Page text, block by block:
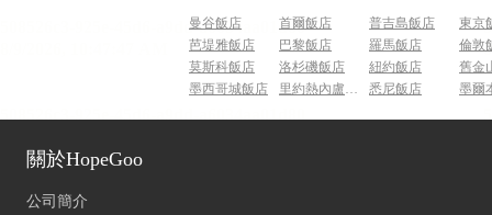
曼谷飯店 首爾飯店 普吉島飯店
東京
芭堤雅飯店
巴黎飯店 羅馬飯店
倫敦
莫斯科飯店
洛杉磯飯店 紐約飯店
舊金
墨西哥城飯店
里約熱內盧飯店 悉尼飯店 墨爾
關於HopeGoo
公司簡介